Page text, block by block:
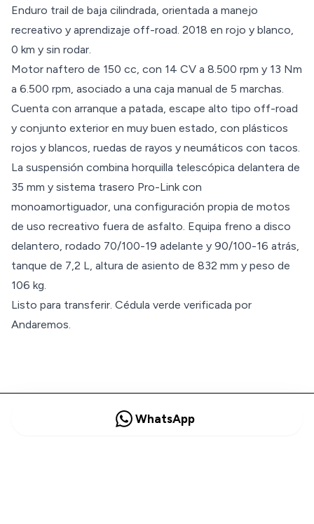
Enduro trail de baja cilindrada, orientada a manejo
recreativo y aprendizaje off-road. 2018 en rojo y blanco,
0 km y sin rodar.
Motor naftero de 150 cc, con 14 CV a 8.500 rpm y 13 Nm
a 6.500 rpm, asociado a una caja manual de 5 marchas.
Cuenta con arranque a patada, escape alto tipo off-road
y conjunto exterior en muy buen estado, con plásticos
rojos y blancos, ruedas de rayos y neumáticos con tacos.
La suspensión combina horquilla telescópica delantera de
35 mm y sistema trasero Pro-Link con
monoamortiguador, una configuración propia de motos
de uso recreativo fuera de asfalto. Equipa freno a disco
delantero, rodado 70/100-19 adelante y 90/100-16 atrás,
tanque de 7,2 L, altura de asiento de 832 mm y peso de
106 kg.
Listo para transferir. Cédula verde verificada por
Andaremos.
WhatsApp